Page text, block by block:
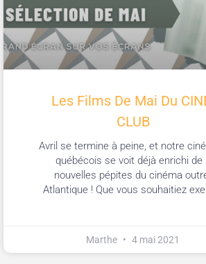
Les Films De Mai Du
CLUB
Avril se termine à peine, et notre
québécois se voit déjà enrichi de
nouvelles pépites du cinéma
Atlantique ! Que vous souhaitiez
Marthe 4 mai 2021